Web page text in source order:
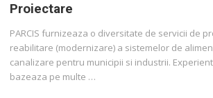
Proiectare
PARCIS furnizeaza o diversitate de servicii de
reabilitare (modernizare) a sistemelor de
canalizare pentru municipii si industrii.
bazeaza pe multe …